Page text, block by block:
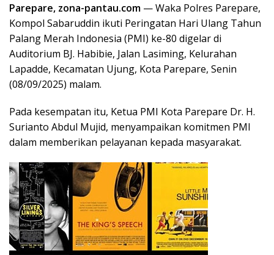
Parepare, zona-pantau.com — Waka Polres Parepare,
Kompol Sabaruddin ikuti Peringatan Hari Ulang Tahun
Palang Merah Indonesia (PMI) ke-80 digelar di
Auditorium BJ. Habibie, Jalan Lasiming, Kelurahan
Lapadde, Kecamatan Ujung, Kota Parepare, Senin
(08/09/2025) malam.
Pada kesempatan itu, Ketua PMI Kota Parepare Dr. H.
Surianto Abdul Mujid, menyampaikan komitmen PMI
dalam memberikan pelayanan kepada masyarakat.